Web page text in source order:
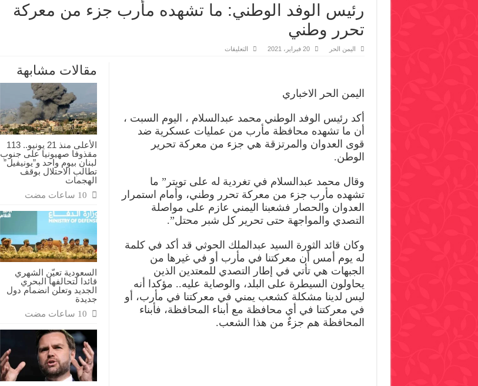
رئيس الوفد الوطني: ما تشهده مأرب جزء من معركة
تحرر وطني
اليمن الحر 20 فبراير، 2021 التعليقات
معركة
تحرر
وطني
مقالات مشابهة
الأعلى منذ 21 يونيو.. 113
مقذوفا صهيونيا على جنوب
لبنان بيوم واحد و”يونيفيل”
تطالب الاحتلال بوقف
الهجمات
السعودية تعيّن الشهري
قائدا لتحالفها البحري
الجديد وتعلن انضمام دول
جديدة
اليمن الحر الاخباري
أكد رئيس الوفد الوطني محمد عبدالسلام ، اليوم السبت ،
أن ما تشهده محافظة مأرب من عمليات عسكرية ضد
قوى العدوان والمرتزقة هي جزء من معركة تحرير
الوطن.
وقال محمد عبدالسلام في تغردية له على تويتر” ما
تشهده مأرب جزء من معركة تحرر وطني، وأمام استمرار
العدوان والحصار فشعبنا اليمني عازم على مواصلة
التصدي والمواجهة حتى تحرير كل شبر محتل”.
وكان قائد الثورة السيد عبدالملك الحوثي قد أكد في كلمة
له يوم أمس أن معركتنا في مأرب أو في غيرها من
الجبهات هي تأتي في إطار التصدي للمعتدين الذين
يحاولون السيطرة على البلد، والوصاية عليه.. مؤكدا أنه
ليس لدينا مشكلة كشعب يمني في معركتنا في مأرب، أو
في معركتنا في أي محافظة مع أبناء المحافظة، فأبناء
المحافظة هم جزءٌ من هذا الشعب.